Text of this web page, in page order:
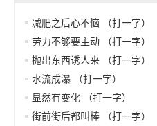
减肥之后心不恼 （打一字）
劳力不够要主动 （打一字）
抛出东西诱人来 （打一字）
水流成瀑 （打一字）
显然有变化 （打一字）
街前街后都叫棒 （打一字）